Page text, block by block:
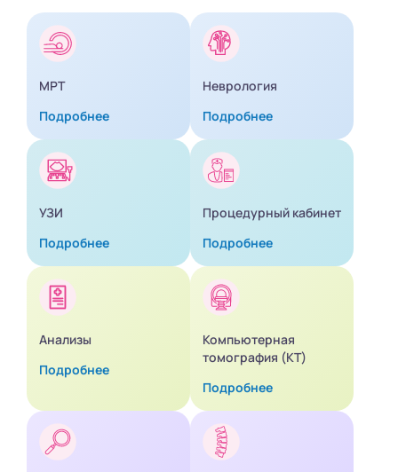
МРТ
Подробнее
Неврология
Подробнее
УЗИ
Подробнее
Процедурный кабинет
Подробнее
Анализы
Подробнее
Компьютерная
томография (КТ)
Подробнее